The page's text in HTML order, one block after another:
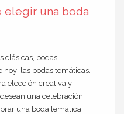
elegir una boda
clásicas, bodas
las bodas temáticas.
elección creativa y
una celebración
una boda temática,